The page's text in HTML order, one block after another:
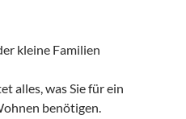
kleine Familien
alles, was Sie für ein
benötigen.